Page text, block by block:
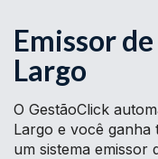
Emissor
Largo
O GestãoClick
Largo e você
um sistema emissor